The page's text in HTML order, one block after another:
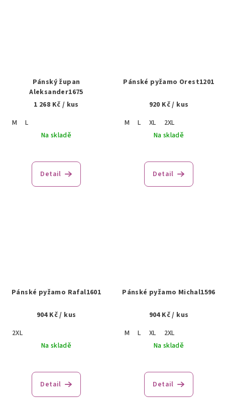
Pánský župan
Aleksander1675
1 268 Kč / kus
M
L
Na skladě
Detail
Pánské pyžamo Orest1201
920 Kč/ kus
M
L XL
2XL
Na skladě
Detail
Pánské pyžamo Rafal1601
904 Kč/ kus
2XL
Na skladě
Detail
Pánské pyžamo Michal1596
904 Kč/ kus
M
L XL
2XL
Na skladě
Detail